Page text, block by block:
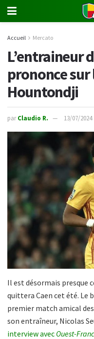
Accueil Mercato
L’entraineur
prononce sur
Hountondji
par Claudio R. 13/07/2024
Il est désormais presque
quittera Caen cet été. Le
premier match amical
son entraîneur, Nicolas
interview avec Ouest-